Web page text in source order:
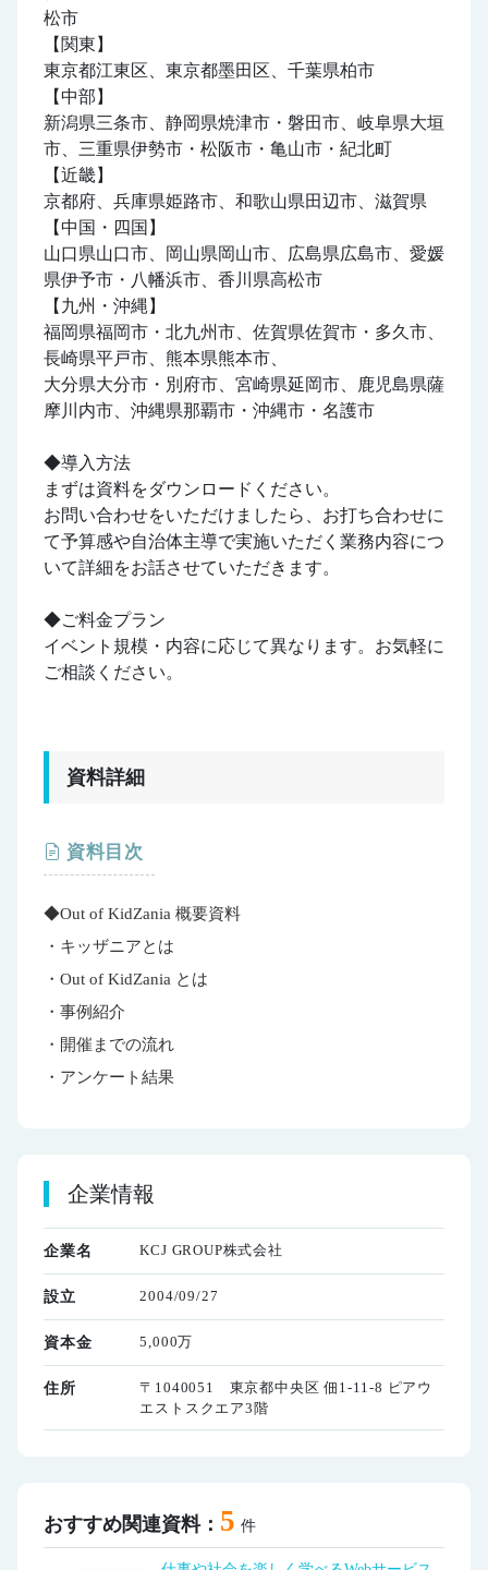
松市
【関東】
東京都江東区、東京都墨田区、千葉県柏市
【中部】
新潟県三条市、静岡県焼津市・磐田市、岐阜県大垣
市、三重県伊勢市・松阪市・亀山市・紀北町
【近畿】
京都府、兵庫県姫路市、和歌山県田辺市、滋賀県
【中国・四国】
山口県山口市、岡山県岡山市、広島県広島市、愛媛
県伊予市・八幡浜市、香川県高松市
【九州・沖縄】
福岡県福岡市・北九州市、佐賀県佐賀市・多久市、
長崎県平戸市、熊本県熊本市、
大分県大分市・別府市、宮崎県延岡市、鹿児島県薩
摩川内市、沖縄県那覇市・沖縄市・名護市
◆導入方法
まずは資料をダウンロードください。
お問い合わせをいただけましたら、お打ち合わせに
て予算感や自治体主導で実施いただく業務内容につ
いて詳細をお話させていただきます。
◆ご料金プラン
イベント規模・内容に応じて異なります。お気軽に
ご相談ください。
資料詳細
資料目次
◆Out of KidZania 概要資料
・キッザニアとは
・Out of KidZania とは
・事例紹介
・開催までの流れ
・アンケート結果
企業情報
企業名 KCJ GROUP株式会社
設立 2004/09/27
資本金 5,000万
住所
〒1040051 東京都中央区 佃1-11-8 ピアウ
エストスクエア3階
おすすめ関連資料： 5 件